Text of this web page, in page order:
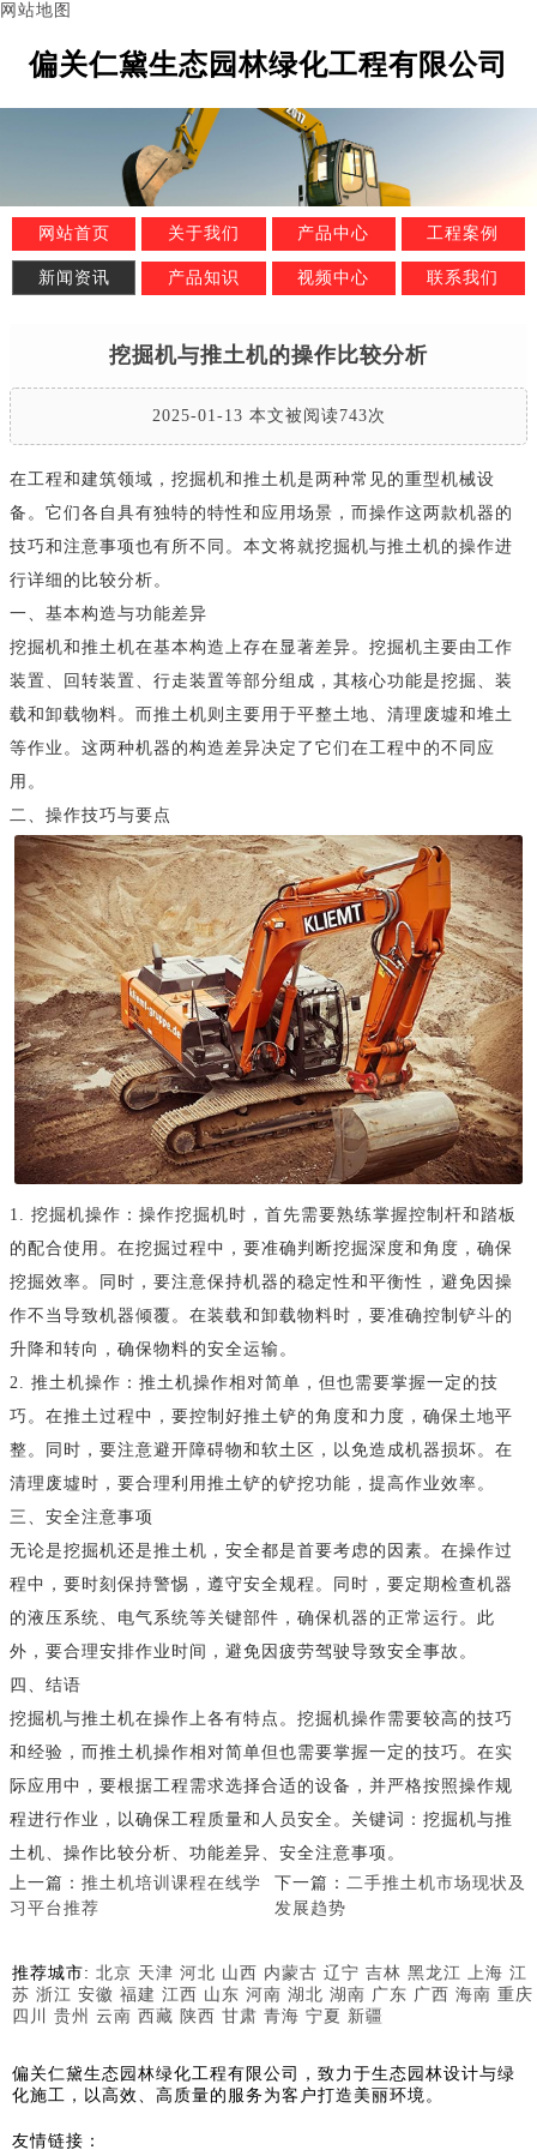
网站地图
偏关仁黛生态园林绿化工程有限公司
网站首页 关于我们 产品中心 工程案例
新闻资讯 产品知识 视频中心 联系我们
挖掘机与推土机的操作比较分析
2025-01-13 本文被阅读743次
在工程和建筑领域，挖掘机和推土机是两种常见的重型机械设
备。它们各自具有独特的特性和应用场景，而操作这两款机器的
技巧和注意事项也有所不同。本文将就挖掘机与推土机的操作进
行详细的比较分析。
一、基本构造与功能差异
挖掘机和推土机在基本构造上存在显著差异。挖掘机主要由工作
装置、回转装置、行走装置等部分组成，其核心功能是挖掘、装
载和卸载物料。而推土机则主要用于平整土地、清理废墟和堆土
等作业。这两种机器的构造差异决定了它们在工程中的不同应
用。
二、操作技巧与要点
1. 挖掘机操作：操作挖掘机时，首先需要熟练掌握控制杆和踏板
的配合使用。在挖掘过程中，要准确判断挖掘深度和角度，确保
挖掘效率。同时，要注意保持机器的稳定性和平衡性，避免因操
作不当导致机器倾覆。在装载和卸载物料时，要准确控制铲斗的
升降和转向，确保物料的安全运输。
2. 推土机操作：推土机操作相对简单，但也需要掌握一定的技
巧。在推土过程中，要控制好推土铲的角度和力度，确保土地平
整。同时，要注意避开障碍物和软土区，以免造成机器损坏。在
清理废墟时，要合理利用推土铲的铲挖功能，提高作业效率。
三、安全注意事项
无论是挖掘机还是推土机，安全都是首要考虑的因素。在操作过
程中，要时刻保持警惕，遵守安全规程。同时，要定期检查机器
的液压系统、电气系统等关键部件，确保机器的正常运行。此
外，要合理安排作业时间，避免因疲劳驾驶导致安全事故。
四、结语
挖掘机与推土机在操作上各有特点。挖掘机操作需要较高的技巧
和经验，而推土机操作相对简单但也需要掌握一定的技巧。在实
际应用中，要根据工程需求选择合适的设备，并严格按照操作规
程进行作业，以确保工程质量和人员安全。关键词：挖掘机与推
土机、操作比较分析、功能差异、安全注意事项。
上一篇： 推土机培训课程在线学
习平台推荐
下一篇： 二手推土机市场现状及
发展趋势
推荐城市: 北京 天津 河北 山西 内蒙古 辽宁 吉林 黑龙江 上海 江
苏 浙江 安徽 福建 江西 山东 河南 湖北 湖南 广东 广西 海南 重庆
四川
贵州 云南 西藏 陕西 甘肃 青海 宁夏 新疆
偏关仁黛生态园林绿化工程有限公司，致力于生态园林设计与绿
化施工，以高效、高质量的服务为客户打造美丽环境。
友情链接：